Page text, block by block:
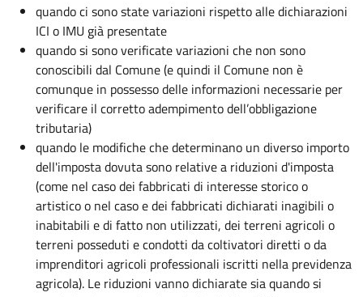
quando ci sono state variazioni rispetto alle dichiarazioni
ICI o IMU già presentate
quando si sono verificate variazioni che non sono
conoscibili dal Comune (e quindi il Comune non è
comunque in possesso delle informazioni necessarie per
verificare il corretto adempimento dell’obbligazione
tributaria)
quando le modifiche che determinano un diverso importo
dell'imposta dovuta sono relative a riduzioni d'imposta
(come nel caso dei fabbricati di interesse storico o
artistico o nel caso e dei fabbricati dichiarati inagibili o
inabitabili e di fatto non utilizzati, dei terreni agricoli o
terreni posseduti e condotti da coltivatori diretti o da
imprenditori agricoli professionali iscritti nella previdenza
agricola). Le riduzioni vanno dichiarate sia quando si